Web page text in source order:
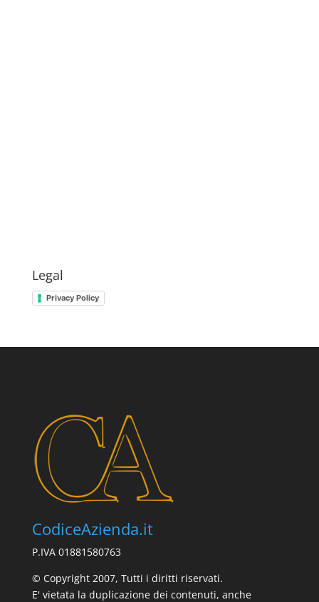
Legal
Privacy Policy
CodiceAzienda.it
P.IVA 01881580763
© Copyright 2007, Tutti i diritti riservati.
E' vietata la duplicazione dei contenuti, anche